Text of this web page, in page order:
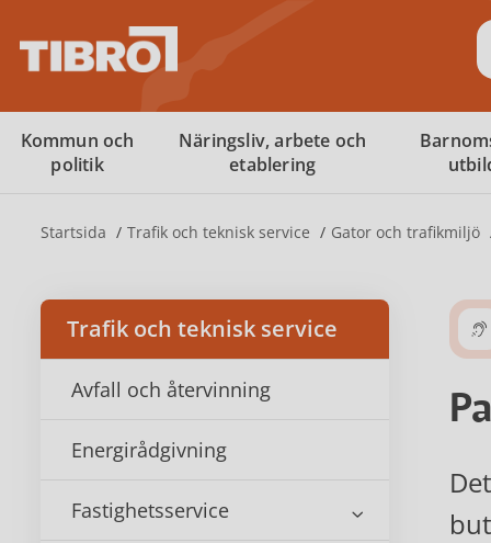
Kommun och
politik
Näringsliv, arbete och
etablering
Startsida Trafik och teknisk service Gator och trafikmiljö
Trafik och teknisk service
Avfall och återvinning
Energirådgivning
Fastighetsservice